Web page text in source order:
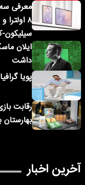
داشت
پویا
رقابت
آخرین اخبار